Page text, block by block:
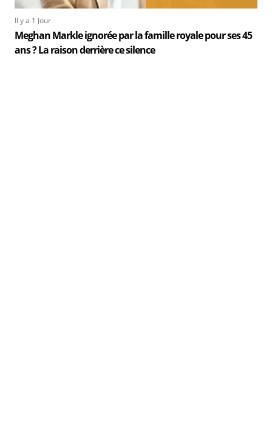
Il y a 1 Jour
Meghan Markle ignorée par la famille royale pour ses 45
ans ? La raison derrière ce silence